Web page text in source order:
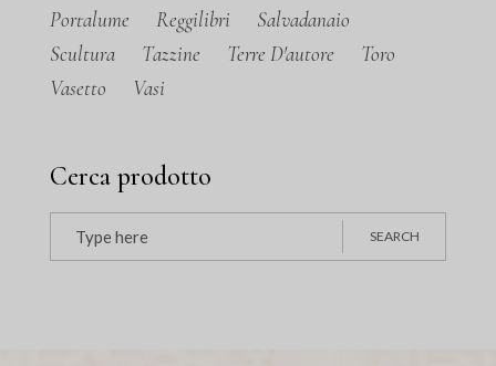
Portalume
Reggilibri
Salvadanaio
Scultura
Tazzine Terre D'autore
Toro
Vasetto
Vasi
Cerca prodotto
Search
for:
SEARCH